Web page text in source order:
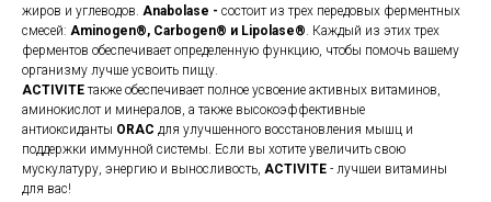
жиров и углеводов. Anabolase - состоит из трех передовых ферментных
смесей: Aminogen®, Carbogen® и Lipolase®. Каждый из этих трех
ферментов обеспечивает определенную функцию, чтобы помочь вашему
организму лучше усвоить пищу.
ACTIVITE также обеспечивает полное усвоение активных витаминов,
аминокислот и минералов, а также высокоэффективные
антиоксиданты ORAC для улучшенного восстановления мышц и
поддержки иммунной системы. Если вы хотите увеличить свою
мускулатуру, энергию и выносливость, ACTIVITE - лучшеи витамины
для вас!